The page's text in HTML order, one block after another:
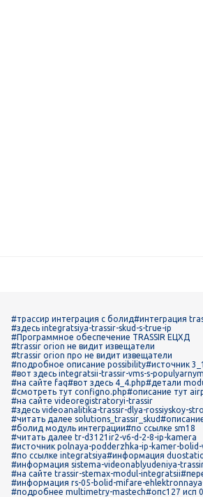
#трассир интеграция с болид#интеграция
#здесь integratsiya-trassir-skud-s-true-ip
#Программное обеспечение TRASSIR ЕЦХД
#trassir orion не видит извещатели
#trassir orion про не видит извещатели
#подробное описание possibility#источник
#вот здесь integratsii-trassir-vms-s-
#на сайте faq#вот здесь 4_4.php#детали
#смотреть тут configno.php#описание тут
#на сайте videoregistratoryi-trassir
#здесь videoanalitika-trassir-dlya-rossiyskoy-
enie-bezopasnosti-na-obekte-i-ekonomiya-
#читать далее solutions_trassir_skud
#болид модуль интеграции#по ссылке sm18
#читать далее tr-d3121ir2-v6-d-2-8-ip-kamera
#источник polnaya-podderzhka-ip-kamer-
assir
#по ссылке integratsiya#информация
#информация sistema-videonablyudeniya-
"orion"-(bolid)
#на сайте trassir-stemax-modul-integratsii
#информация rs-05-bolid-mifare-
#подробнее multimetry-mastech#опс127 исп